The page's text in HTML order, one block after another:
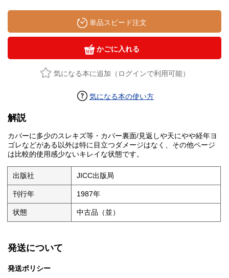
単品スピード注文
かごに入れる
気になる本に追加（ログインで利用可能）
気になる本の使い方
解説
カバーに多少のスレキズ等・カバー裏面/見返しや天にやや経年ヨ
ゴレなどがある以外は特に目立つダメージはなく、その他ページ
は比較的使用感少ないキレイな状態です。
出版社 JICC出版局
刊行年 1987年
状態 中古品（並）
発送について
発送ポリシー